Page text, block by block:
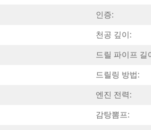
인증:
천공 깊이:
드릴 파이프 길
드릴링 방법:
엔진 전력:
감탕뽐프: